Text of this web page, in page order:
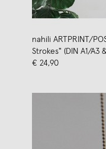
nahili ARTPRINT/
Strokes" (DIN A1/A3
Illustration Zeichnung
€ 24,90